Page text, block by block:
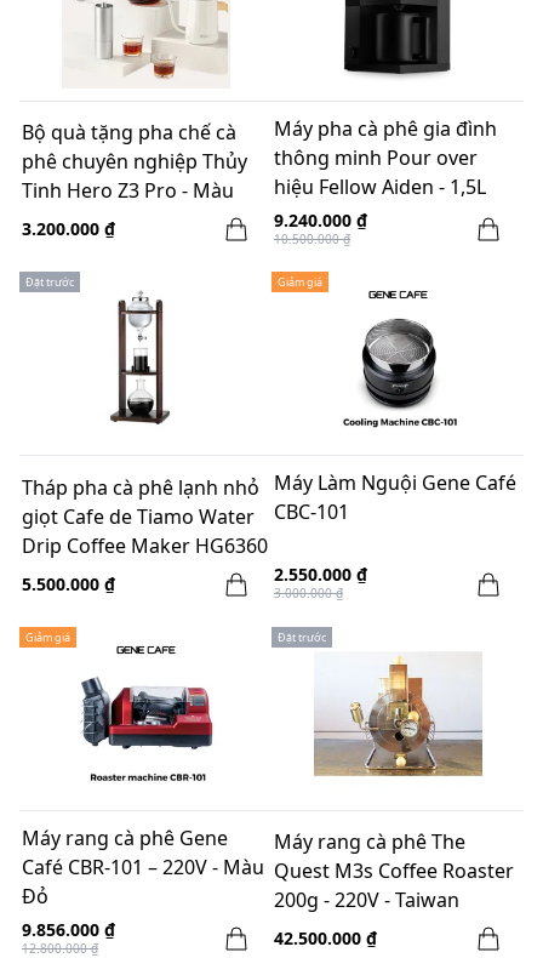
Bộ quà tặng pha chế cà
phê chuyên nghiệp Thủy
Tinh Hero Z3 Pro - Màu
trắng
3.200.000 ₫
Máy pha cà phê gia đình
thông minh Pour over
hiệu Fellow Aiden - 1,5L
9.240.000 ₫
10.500.000 ₫
Đặt trước
Tháp pha cà phê lạnh nhỏ
giọt Cafe de Tiamo Water
Drip Coffee Maker HG6360
- 10 cups
5.500.000 ₫
Giảm giá
Máy Làm Nguội Gene Café
CBC-101
2.550.000 ₫
3.000.000 ₫
Giảm giá
Máy rang cà phê Gene
Café CBR-101 – 220V - Màu
Đỏ
9.856.000 ₫
12.800.000 ₫
Đặt trước
Máy rang cà phê The
Quest M3s Coffee Roaster
200g - 220V - Taiwan
42.500.000 ₫